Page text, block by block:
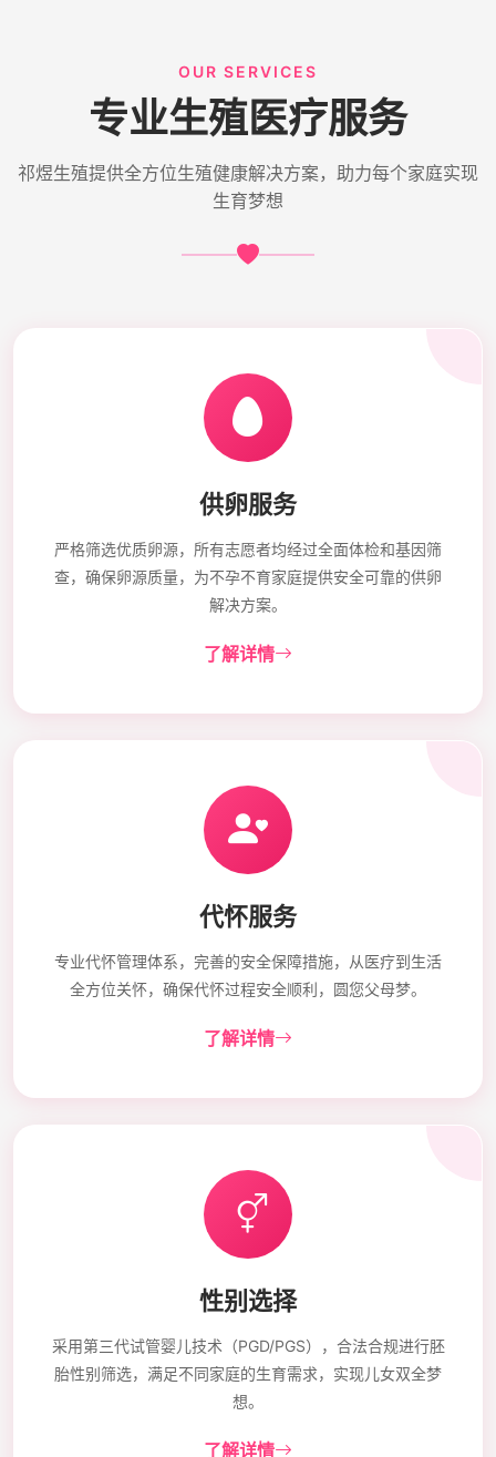
OUR SERVICES
专业生殖医疗服务
祁煜生殖提供全方位生殖健康解决方案，助力每个家庭实现
生育梦想
供卵服务
严格筛选优质卵源，所有志愿者均经过全面体检和基因筛
查，确保卵源质量，为不孕不育家庭提供安全可靠的供卵
解决方案。
了解详情
代怀服务
专业代怀管理体系，完善的安全保障措施，从医疗到生活
全方位关怀，确保代怀过程安全顺利，圆您父母梦。
了解详情
性别选择
采用第三代试管婴儿技术（PGD/PGS），合法合规进行胚
胎性别筛选，满足不同家庭的生育需求，实现儿女双全梦
想。
了解详情